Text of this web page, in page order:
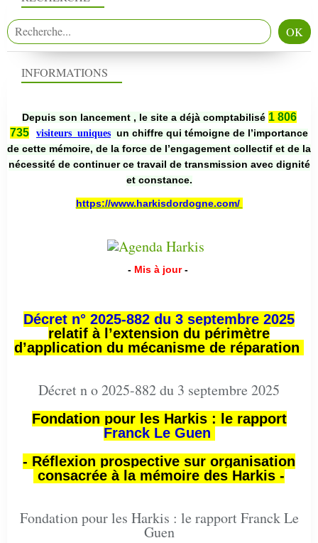
INFORMATIONS
Depuis son lancement , le site a déjà comptabilisé 1 806
735
visiteurs uniques un chiffre qui témoigne de l’importance
de cette mémoire, de la force de l’engagement collectif et de la
nécessité de continuer ce travail de transmission avec dignité
et constance.
https://www.harkisdordogne.com/
- Mis à jour -
Décret n° 2025-882 du 3 septembre 2025
relatif à l’extension du périmètre
d’application du mécanisme de réparation
Décret n o 2025-882 du 3 septembre 2025
Fondation pour les Harkis : le rapport
Franck Le Guen
- Réflexion prospective sur organisation
consacrée à la mémoire des Harkis -
Fondation pour les Harkis : le rapport Franck Le
Guen